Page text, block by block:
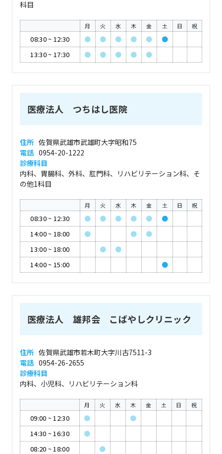
科目
月 火 水 木 金 土 日 祝
08:30~ 12:30 ● ● ● ● ●
●
13:30~ 17:30 ● ● ● ● ●
医療法人 つちはし医院
住所 佐賀県武雄市武雄町大字昭和75
電話 0954-20-1222
診療科目
内科、胃腸科、外科、肛門科、リハビリテーション科、そ
の他1科目
月 火 水 木 金 土 日 祝
08:30~ 12:30 ● ● ● ● ●
●
14:00~ 18:00 ● ●
●
13:00~ 18:00 ●
●
14:00~ 15:00 ●
医療法人 雄邦会 こばやしクリニック
住所 佐賀県武雄市若木町大字川古7511-3
電話 0954-26-2655
診療科目
内科、小児科、リハビリテーション科
月 火 水 木 金 土 日 祝
09:00 ~12:30 ●
●
14:30 ~16:30
●
08:20 ~18:00
●